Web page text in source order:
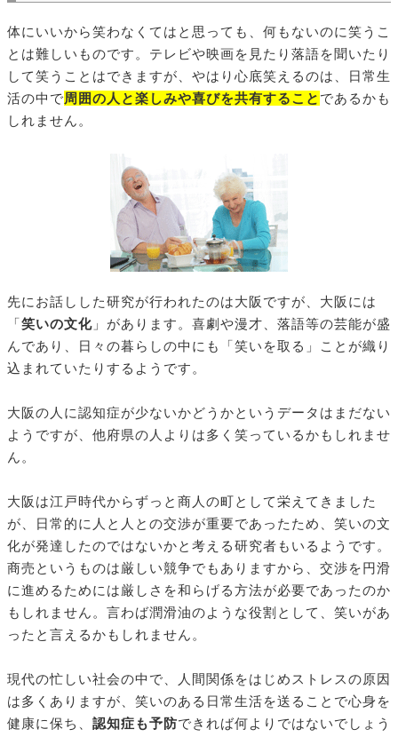
体にいいから笑わなくてはと思っても、何もないのに笑うこ
とは難しいものです。テレビや映画を見たり落語を聞いたり
して笑うことはできますが、やはり心底笑えるのは、日常生
活の中で周囲の人と楽しみや喜びを共有すること であるかも
しれません。
先にお話しした研究が行われたのは大阪ですが、大阪には
「笑いの文化 」があります。喜劇や漫才、落語等の芸能が盛
んであり、日々の暮らしの中にも「笑いを取る」ことが織り
込まれていたりするようです。
大阪の人に認知症が少ないかどうかというデータはまだない
ようですが、他府県の人よりは多く笑っているかもしれませ
ん。
大阪は江戸時代からずっと商人の町として栄えてきました
が、日常的に人と人との交渉が重要であったため、笑いの文
化が発達したのではないかと考える研究者もいるようです。
商売というものは厳しい競争でもありますから、交渉を円滑
に進めるためには厳しさを和らげる方法が必要であったのか
もしれません。言わば潤滑油のような役割として、笑いがあ
ったと言えるかもしれません。
現代の忙しい社会の中で、人間関係をはじめストレスの原因
は多くありますが、笑いのある日常生活を送ることで心身を
健康に保ち、 認知症も予防できれば何よりではないでしょう